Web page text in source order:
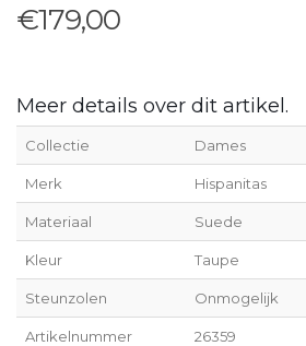
€179,00
Meer details over dit artikel.
Collectie Dames
Merk Hispanitas
Materiaal Suede
Kleur Taupe
Steunzolen Onmogelijk
Artikelnummer 26359